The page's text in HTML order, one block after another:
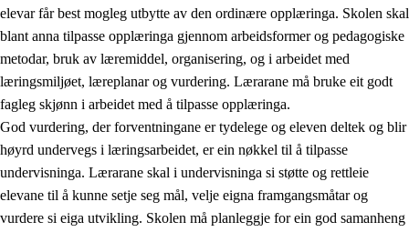
elevar får best mogleg utbytte av den ordinære opplæringa. Skolen skal
blant anna tilpasse opplæringa gjennom arbeidsformer og pedagogiske
metodar, bruk av læremiddel, organisering, og i arbeidet med
læringsmiljøet, læreplanar og vurdering. Lærarane må bruke eit godt
fagleg skjønn i arbeidet med å tilpasse opplæringa.
God vurdering, der forventningane er tydelege og eleven deltek og blir
høyrd undervegs i læringsarbeidet, er ein nøkkel til å tilpasse
undervisninga. Lærarane skal i undervisninga si støtte og rettleie
elevane til å kunne setje seg mål, velje eigna framgangsmåtar og
vurdere si eiga utvikling. Skolen må planleggje for ein god samanheng